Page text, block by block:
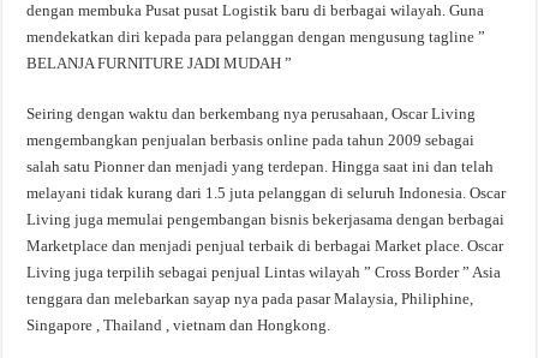
dengan membuka Pusat pusat Logistik baru di berbagai wilayah. Guna
mendekatkan diri kepada para pelanggan dengan mengusung tagline ”
BELANJA FURNITURE JADI MUDAH ”
Seiring dengan waktu dan berkembang nya perusahaan, Oscar Living
mengembangkan penjualan berbasis online pada tahun 2009 sebagai
salah satu Pionner dan menjadi yang terdepan. Hingga saat ini dan telah
melayani tidak kurang dari 1.5 juta pelanggan di seluruh Indonesia. Oscar
Living juga memulai pengembangan bisnis bekerjasama dengan berbagai
Marketplace dan menjadi penjual terbaik di berbagai Market place. Oscar
Living juga terpilih sebagai penjual Lintas wilayah ” Cross Border ” Asia
tenggara dan melebarkan sayap nya pada pasar Malaysia, Philiphine,
Singapore , Thailand , vietnam dan Hongkong.